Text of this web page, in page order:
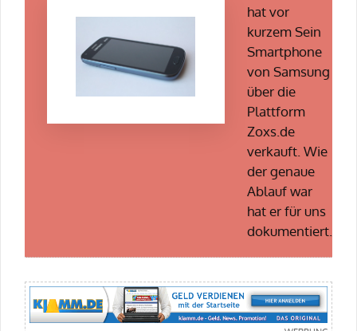
hat vor
kurzem Sein
Smartphone
von Samsung
über die
Plattform
Zoxs.de
verkauft. Wie
der genaue
Ablauf war
hat er für uns
dokumentiert.